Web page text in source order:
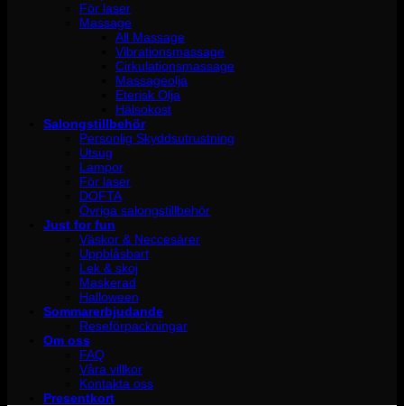
För laser
Massage
All Massage
Vibrationsmassage
Cirkulationsmassage
Massageolja
Eterisk Olja
Hälsokost
Salongstillbehör
Personlig Skyddsutrustning
Utsug
Lampor
För laser
DOFTA
Övriga salongstillbehör
Just for fun
Väskor & Neccesärer
Uppblåsbart
Lek & skoj
Maskerad
Halloween
Sommarerbjudande
Reseförpackningar
Om oss
FAQ
Våra villkor
Kontakta oss
Presentkort